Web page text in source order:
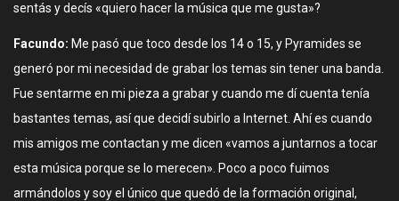
sentás y decís «quiero hacer la música que me gusta»?
Facundo: Me pasó que toco desde los 14 o 15, y Pyramides se
generó por mi necesidad de grabar los temas sin tener una banda.
Fue sentarme en mi pieza a grabar y cuando me dí cuenta tenía
bastantes temas, así que decidí subirlo a Internet. Ahí es cuando
mis amigos me contactan y me dicen «vamos a juntarnos a tocar
esta música porque se lo merecen». Poco a poco fuimos
armándolos y soy el único que quedó de la formación original,